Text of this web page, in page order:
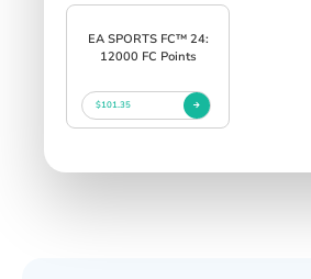
EA SPORTS FC™ 24:
12000 FC Points
$101.35